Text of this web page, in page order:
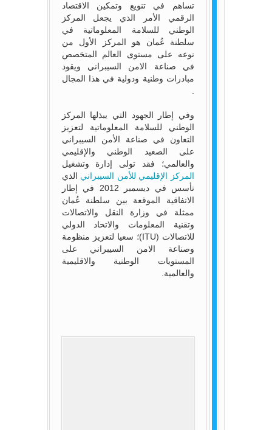
تساهم في تنويع وتمكين الاقتصاد
الرقمي الأمر الذي يجعل المركز
الوطني للسلامة المعلوماتية في
سلطنة عُمان هو المركز الأول من
نوعه على مستوى العالم المتخصص
في صناعة الامن السيبراني ويقود
مبادرات وطنية ودولية في هذا المجال
.
وفي إطار الجهود التي يبذلها المركز
الوطني للسلامة المعلوماتية لتعزيز
التعاون في صناعة الأمن السيبراني
على الصعيد الوطني والإقليمي
والعالمي؛ فقد تولى إدارة وتشغيل
المركز الإقليمي للأمن السيبراني الذي
تأسس في ديسمبر 2012 في إطار
الاتفاقية الموقعة بين سلطنة عُمان
ممثلة في وزارة النقل والاتصالات
وتقنية المعلومات والاتحاد الدولي
للاتصالات (ITU)؛ سعيا لتعزيز منظومة
وصناعة الامن السيبراني على
المستويات الوطنية والاقليمية
والعالمية.